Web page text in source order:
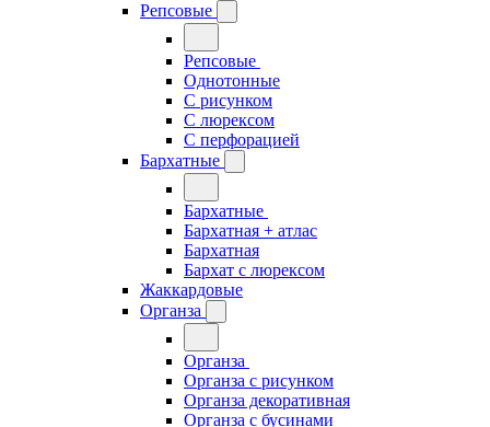
Репсовые
Репсовые
Однотонные
С рисунком
С люрексом
С перфорацией
Бархатные
Бархатные
Бархатная + атлас
Бархатная
Бархат с люрексом
Жаккардовые
Органза
Органза
Органза с рисунком
Органза декоративная
Органза с бусинами